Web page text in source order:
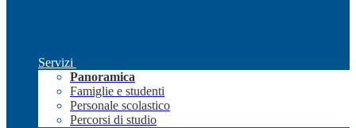
Servizi
Panoramica
Famiglie e studenti
Personale scolastico
Percorsi di studio